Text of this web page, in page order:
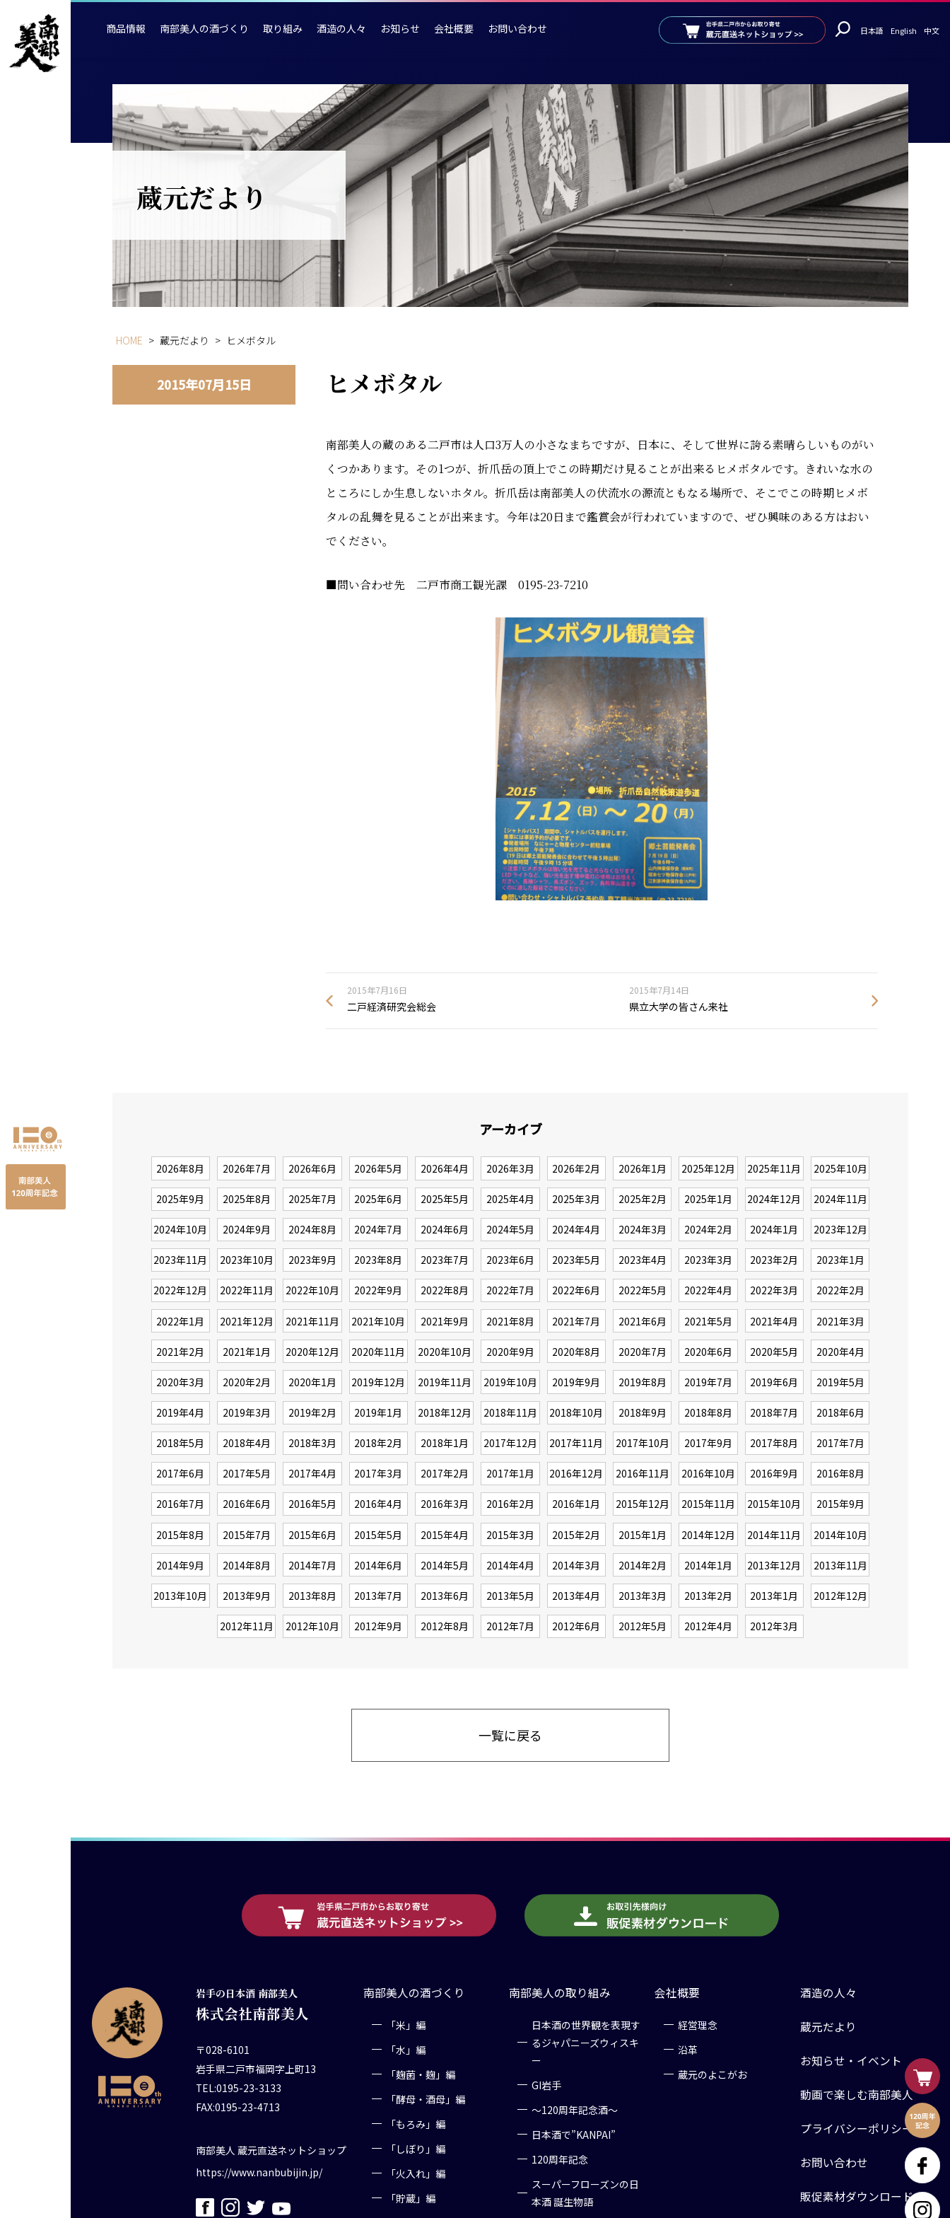
商品情報 南部美人の酒づくり 取り組み 酒造の人々 お知らせ 会社概要 お問い合わせ 日本語 English 中文
蔵元だより
HOME > 蔵元だより > ヒメボタル
2015年07月15日 ヒメボタル
南部美人の蔵のある二戸市は人口3万人の小さなまちですが、日本に、そして世界に誇る素晴らしいものがい
くつかあります。その1つが、折爪岳の頂上でこの時期だけ見ることが出来るヒメボタルです。きれいな水の
ところにしか生息しないホタル。折爪岳は南部美人の伏流水の源流ともなる場所で、そこでこの時期ヒメボ
タルの乱舞を見ることが出来ます。今年は20日まで鑑賞会が行われていますので、ぜひ興味のある方はおい
でください。
■問い合わせ先 二戸市商工観光課 0195-23-7210
2015年7月16日
二戸経済研究会総会
2015年7月14日
県立大学の皆さん来社
アーカイブ
2026年8月 2026年7月 2026年6月 2026年5月 2026年4月 2026年3月 2026年2月 2026年1月 2025年12月 2025年11月 2025年10月
2025年9月 2025年8月 2025年7月 2025年6月 2025年5月 2025年4月 2025年3月 2025年2月 2025年1月 2024年12月 2024年11月
2024年10月 2024年9月 2024年8月 2024年7月 2024年6月 2024年5月 2024年4月 2024年3月 2024年2月 2024年1月 2023年12月
2023年11月 2023年10月 2023年9月 2023年8月 2023年7月 2023年6月 2023年5月 2023年4月 2023年3月 2023年2月 2023年1月
2022年12月 2022年11月 2022年10月 2022年9月 2022年8月 2022年7月 2022年6月 2022年5月 2022年4月 2022年3月 2022年2月
2022年1月 2021年12月 2021年11月 2021年10月 2021年9月 2021年8月 2021年7月 2021年6月 2021年5月 2021年4月 2021年3月
2021年2月 2021年1月 2020年12月 2020年11月 2020年10月 2020年9月 2020年8月 2020年7月 2020年6月 2020年5月 2020年4月
2020年3月 2020年2月 2020年1月 2019年12月 2019年11月 2019年10月 2019年9月 2019年8月 2019年7月 2019年6月 2019年5月
2019年4月 2019年3月 2019年2月 2019年1月 2018年12月 2018年11月 2018年10月 2018年9月 2018年8月 2018年7月 2018年6月
2018年5月 2018年4月 2018年3月 2018年2月 2018年1月 2017年12月 2017年11月 2017年10月 2017年9月 2017年8月 2017年7月
2017年6月 2017年5月 2017年4月 2017年3月 2017年2月 2017年1月 2016年12月 2016年11月 2016年10月 2016年9月 2016年8月
2016年7月 2016年6月 2016年5月 2016年4月 2016年3月 2016年2月 2016年1月 2015年12月 2015年11月 2015年10月 2015年9月
2015年8月 2015年7月 2015年6月 2015年5月 2015年4月 2015年3月 2015年2月 2015年1月 2014年12月 2014年11月 2014年10月
2014年9月 2014年8月 2014年7月 2014年6月 2014年5月 2014年4月 2014年3月 2014年2月 2014年1月 2013年12月 2013年11月
2013年10月 2013年9月 2013年8月 2013年7月 2013年6月 2013年5月 2013年4月 2013年3月 2013年2月 2013年1月 2012年12月
2012年11月 2012年10月 2012年9月 2012年8月 2012年7月 2012年6月 2012年5月 2012年4月 2012年3月
一覧に戻る
岩手の日本酒 南部美人
株式会社南部美人
〒028-6101
岩手県二戸市福岡字上町13
TEL:0195-23-3133
FAX:0195-23-4713
南部美人 蔵元直送ネットショップ
https://www.nanbubijin.jp/
南部美人の酒づくり
「米」編
「水」編
「麹菌・麹」編
「酵母・酒母」編
「もろみ」編
「しぼり」編
「火入れ」編
「貯蔵」編
南部美人の取り組み
日本酒の世界観を表現す
るジャパニーズウィスキ
ー
GI岩手
～120周年記念酒～
日本酒で”KANPAI”
120周年記念
スーパーフローズンの日
本酒 誕生物語
会社概要
経営理念
沿革
蔵元のよこがお
酒造の人々
蔵元だより
お知らせ・イベント
動画で楽しむ南部美人
プライバシーポリシー
お問い合わせ
販促素材ダウンロード